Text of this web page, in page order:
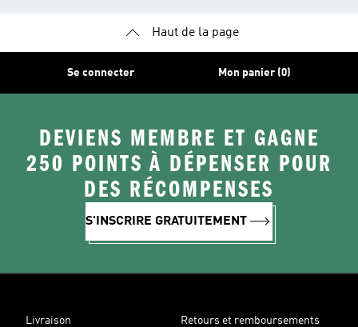
Haut de la page
Se connecter Mon panier (0)
DEVIENS MEMBRE ET GAGNE
250 POINTS À DÉPENSER POUR
DES RÉCOMPENSES
S'INSCRIRE GRATUITEMENT
Livraison Retours et remboursements